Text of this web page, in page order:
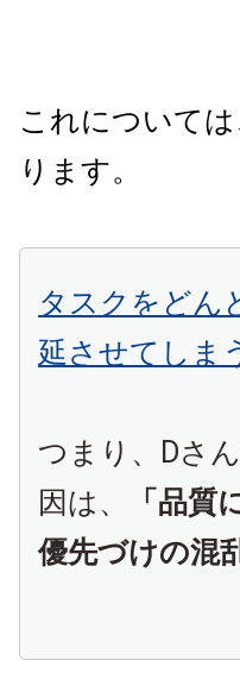
これについて
ります。
タスクをどん
延させてしま
つまり、 Dさ
因は、
「品
優先づけの混